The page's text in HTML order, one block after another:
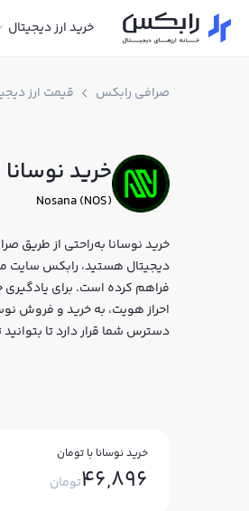
خرید ارز دیجیتال
صرافی رابکس قیمت ارز
خرید نوسانا
Nosana (NOS)
خرید نوسانا به‌راحتی از طریق
فراهم کرده است. برای یادگیری
دسترس شما قرار دارد تا
خرید نوسانا با تومان
46,896تومان